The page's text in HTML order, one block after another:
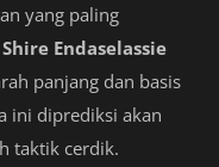
yang paling
Endaselassie
panjang dan basis
ini diprediksi akan
taktik cerdik.